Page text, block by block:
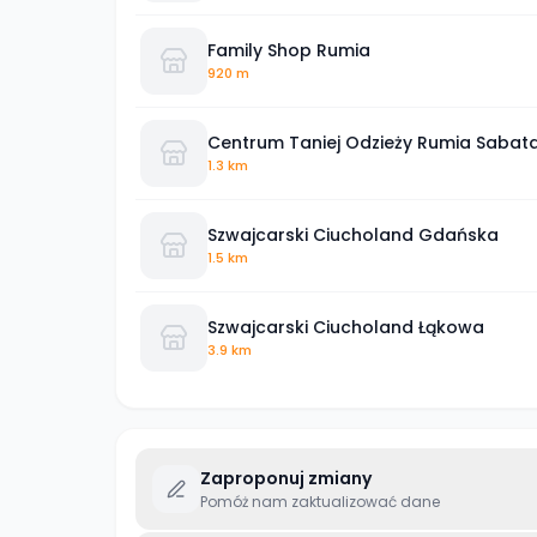
Family Shop Rumia
920 m
Centrum Taniej Odzieży Rumia
1.3 km
Szwajcarski Ciucholand Gdańska
1.5 km
Szwajcarski Ciucholand Łąkowa
3.9 km
Zaproponuj zmiany
Pomóż nam zaktualizować dane